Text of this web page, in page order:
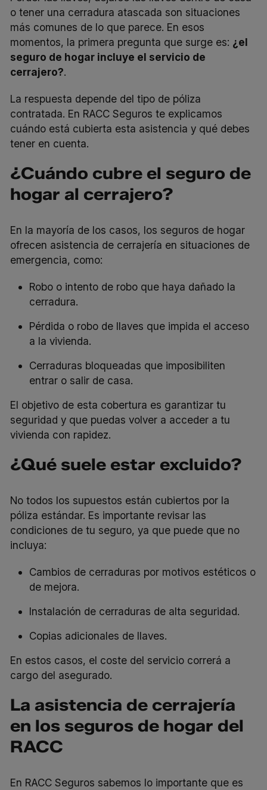
o tener una cerradura atascada son situaciones
más comunes de lo que parece. En esos
momentos, la primera pregunta que surge es: ¿el
seguro de hogar incluye el servicio de
cerrajero?.
La respuesta depende del tipo de póliza
contratada. En RACC Seguros te explicamos
cuándo está cubierta esta asistencia y qué debes
tener en cuenta.
¿Cuándo cubre el seguro de
hogar al cerrajero?
En la mayoría de los casos, los seguros de hogar
ofrecen asistencia de cerrajería en situaciones de
emergencia, como:
Robo o intento de robo que haya dañado la
cerradura.
Pérdida o robo de llaves que impida el acceso
a la vivienda.
Cerraduras bloqueadas que imposibiliten
entrar o salir de casa.
El objetivo de esta cobertura es garantizar tu
seguridad y que puedas volver a acceder a tu
vivienda con rapidez.
¿Qué suele estar excluido?
No todos los supuestos están cubiertos por la
póliza estándar. Es importante revisar las
condiciones de tu seguro, ya que puede que no
incluya:
Cambios de cerraduras por motivos estéticos o
de mejora.
Instalación de cerraduras de alta seguridad.
Copias adicionales de llaves.
En estos casos, el coste del servicio correrá a
cargo del asegurado.
La asistencia de cerrajería
en los seguros de hogar del
RACC
En RACC Seguros sabemos lo importante que es